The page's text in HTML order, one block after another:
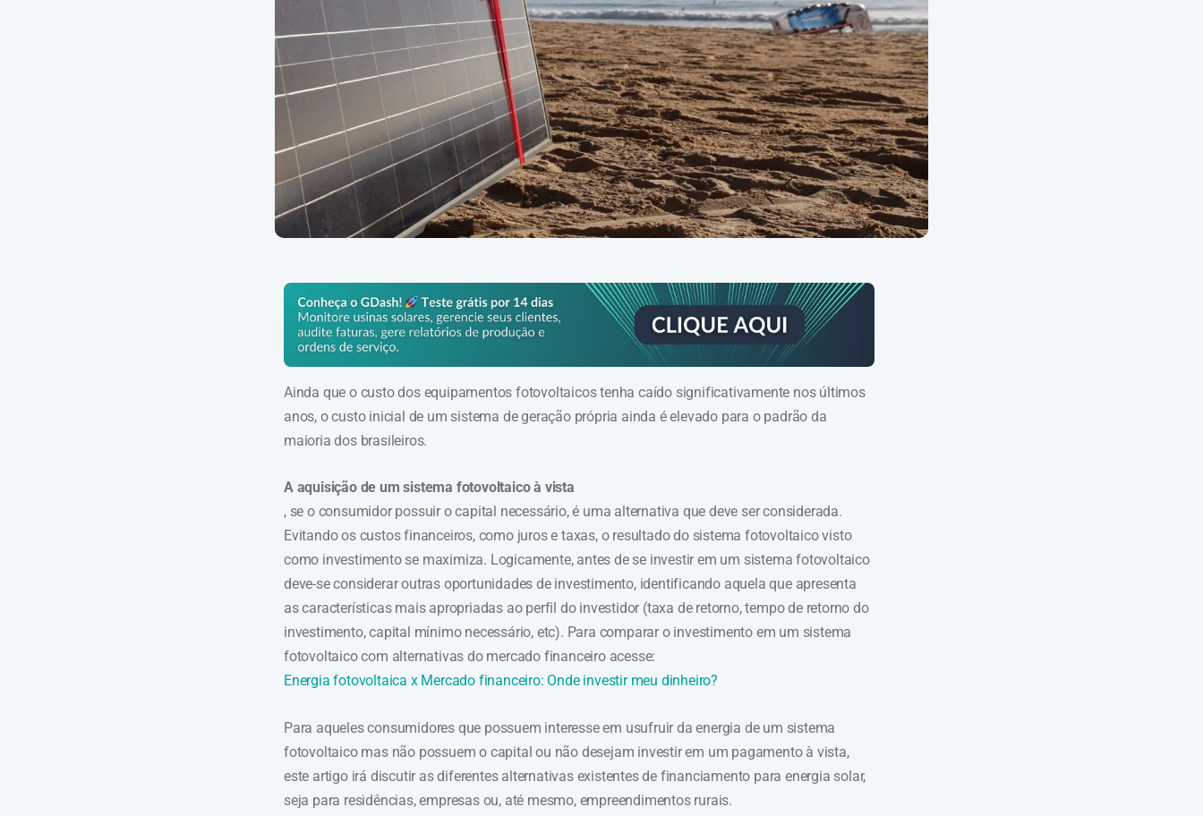
Ainda que o custo dos equipamentos fotovoltaicos tenha caído significativamente nos últimos
anos, o custo inicial de um sistema de geração própria ainda é elevado para o padrão da
maioria dos brasileiros.
A aquisição de um sistema fotovoltaico à vista
, se o consumidor possuir o capital necessário, é uma alternativa que deve ser considerada.
Evitando os custos financeiros, como juros e taxas, o resultado do sistema fotovoltaico visto
como investimento se maximiza. Logicamente, antes de se investir em um sistema fotovoltaico
deve-se considerar outras oportunidades de investimento, identificando aquela que apresenta
as características mais apropriadas ao perfil do investidor (taxa de retorno, tempo de retorno do
investimento, capital mínimo necessário, etc). Para comparar o investimento em um sistema
fotovoltaico com alternativas do mercado financeiro acesse:
Energia fotovoltaica x Mercado financeiro: Onde investir meu dinheiro?
Para aqueles consumidores que possuem interesse em usufruir da energia de um sistema
fotovoltaico mas não possuem o capital ou não desejam investir em um pagamento à vista,
este artigo irá discutir as diferentes alternativas existentes de financiamento para energia solar,
seja para residências, empresas ou, até mesmo, empreendimentos rurais.